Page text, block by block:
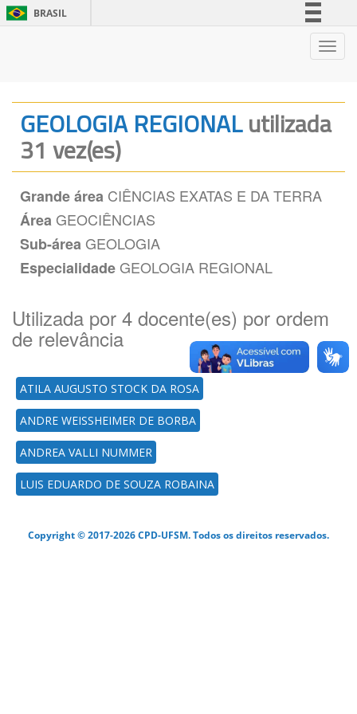
BRASIL
Legislação
GEOLOGIA REGIONALutilizada
31 vez(es)
Grande área CIÊNCIAS EXATAS E DA TERRA
ÁreaGEOCIÊNCIAS
Sub-áreaGEOLOGIA
EspecialidadeGEOLOGIA REGIONAL
Utilizada por 4 docente(es) por ordem
de relevância
ATILA AUGUSTO STOCK DA ROSA
ANDRE WEISSHEIMER DE BORBA
ANDREA VALLI NUMMER
LUIS EDUARDO DE SOUZA ROBAINA
Copyright © 2017-2026 CPD-UFSM. Todos os direitos reservados.